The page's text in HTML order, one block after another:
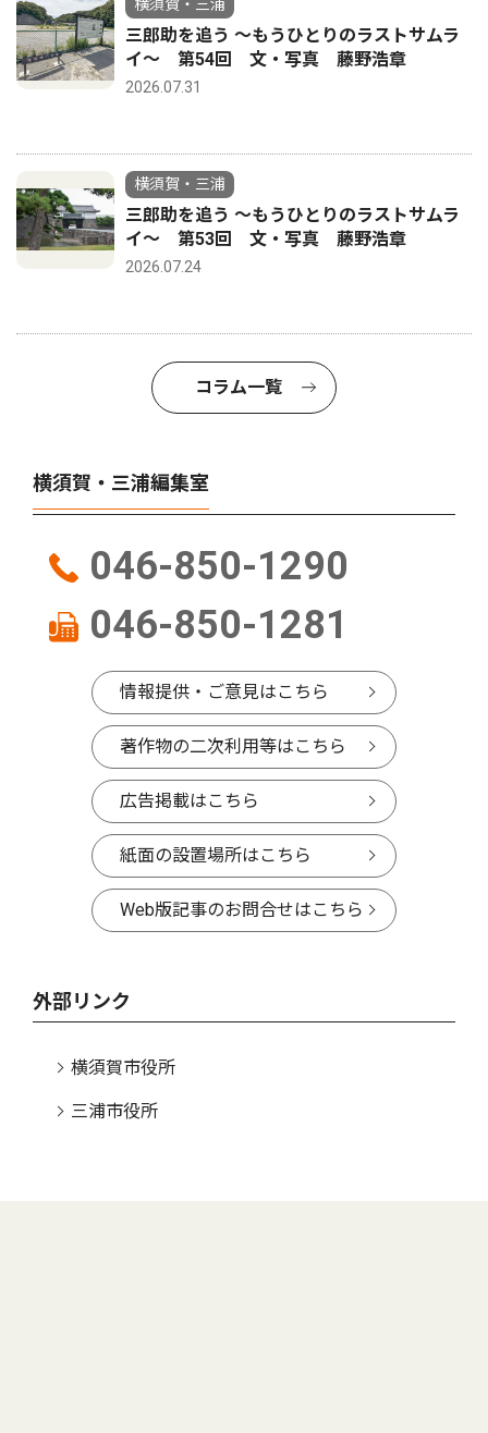
横須賀・三浦
三郎助を追う 〜もうひとりのラストサムラ
イ〜 第54回 文・写真 藤野浩章
2026.07.31
横須賀・三浦
三郎助を追う 〜もうひとりのラストサムラ
イ〜 第53回 文・写真 藤野浩章
2026.07.24
コラム一覧
横須賀・三浦編集室
046-850-1290
046-850-1281
情報提供・ご意見はこちら
著作物の二次利用等はこちら
広告掲載はこちら
紙面の設置場所はこちら
Web版記事のお問合せはこちら
外部リンク
横須賀市役所
三浦市役所